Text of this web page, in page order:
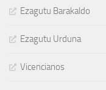
Ezagutu Barakaldo
Ezagutu Urduna
Vicencianos